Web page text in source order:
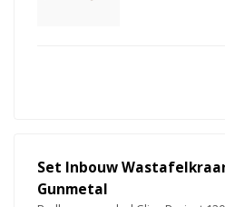
Set Inbouw
Gunmetal